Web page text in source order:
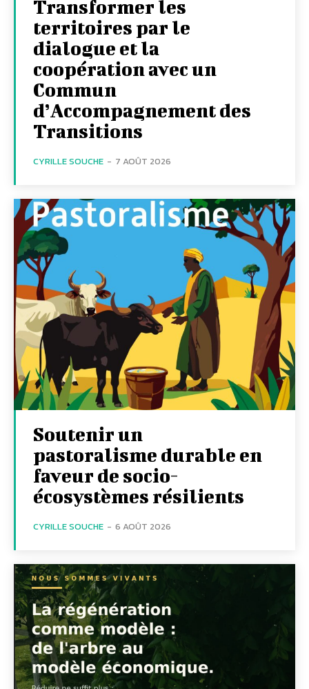
Transformer les
territoires par le
dialogue et la
coopération avec un
Commun
d’Accompagnement des
Transitions
CYRILLE SOUCHE - 7 AOÛT 2026
Soutenir un
pastoralisme durable en
faveur de socio-
écosystèmes résilients
CYRILLE SOUCHE - 6 AOÛT 2026